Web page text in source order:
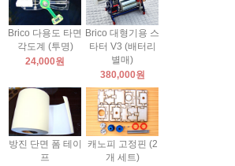
Brico 다용도 타면
각도계 (투명)
24,000원
Brico 대형기용 스
타터 V3 (배터리
별매)
380,000원
방진 단면 폼 테이
프
캐노피 고정핀 (2
개 세트)